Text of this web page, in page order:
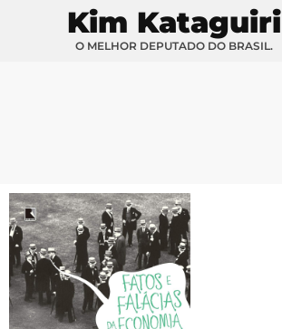
Kim Kataguiri
O MELHOR DEPUTADO DO BRASIL.